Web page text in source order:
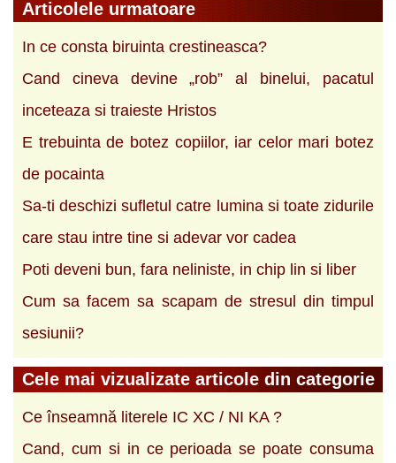
Articolele urmatoare
In ce consta biruinta crestineasca?
Cand cineva devine „rob” al binelui, pacatul
inceteaza si traieste Hristos
E trebuinta de botez copiilor, iar celor mari botez
de pocainta
Sa-ti deschizi sufletul catre lumina si toate zidurile
care stau intre tine si adevar vor cadea
Poti deveni bun, fara neliniste, in chip lin si liber
Cum sa facem sa scapam de stresul din timpul
sesiunii?
Cele mai vizualizate articole din categorie
Ce înseamnă literele IC XC / NI KA ?
Cand, cum si in ce perioada se poate consuma